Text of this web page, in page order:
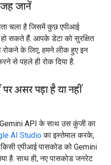
जानें
चला है जिसमें कुछ एपीआई
हो सकते हैं. आपके डेटा को सुरक्षित
के लिए, हमने लीक हुए इन
से पहले ही रोक दिया है.
असर पड़ा है या नहीं
API के साथ उस कुंजी का
AI Studioका इस्तेमाल करके,
एपीआई पासकोड को Gemini
है. साथ ही, नए पासकोड जनरेट